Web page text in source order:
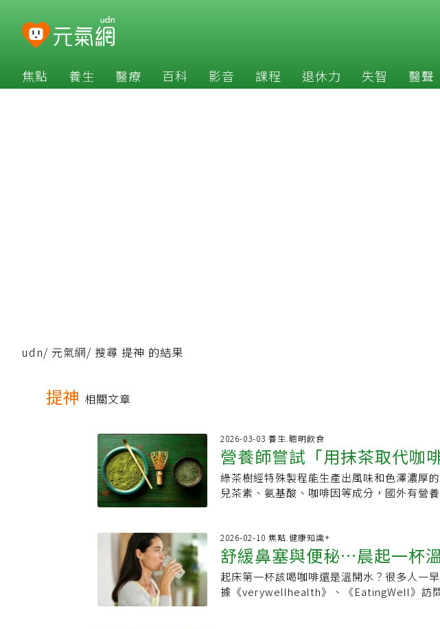
焦點 養生 醫療 百科 影音 課程 退休力 失智 醫聲
udn/ 元氣網/ 搜尋 提神 的結果
提神 相關文章
2026-03-03 養生.聰明飲食
營養師嘗試「用抹茶取代咖
提神效果更持久
綠茶樹經特殊製程能生產出風味和色澤濃厚
兒茶素、氨基酸、咖啡因等成分，國外有營
粉（約半茶匙）蘊含著豐富的微量營養素，
健康十分有利。抹茶含有L-茶氨酸，是一種
進血清素和多巴胺等神經傳導物質的生成，
力同時鎮靜情緒，有助於保持「平靜而清醒
天然抗氧化成分，能預防與心臟病相關的氧
2026-02-10 焦點.健康知識+
舒緩鼻塞與便秘…晨起一杯
神效」可能被誇大了
起床第一杯該喝咖啡還是溫開水？很多人一
據《verywellhealth》、《EatingWell》訪